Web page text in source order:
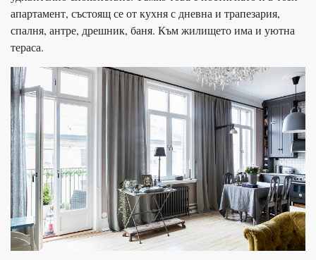
апартамент, състоящ се от кухня с дневна и трапезария,
спалня, антре, дрешник, баня. Към жилището има и уютна
тераса.